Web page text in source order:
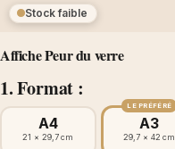
Affiche Peur du verre
1. Format :
Stock faible
A4
21 × 29,7 cm
LE PRÉFÉRÉ
A3
29,7 × 42 cm